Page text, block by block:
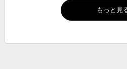
もっと見